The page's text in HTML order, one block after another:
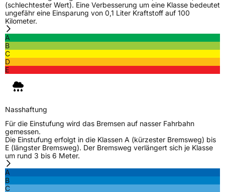
EU Label
Rollgeräusch (dB)
72
Fahrzeugklasse
EPREL ID 508668
Allgemeine Produktsicherheit (GPSR)
(schlechtester Wert). Eine Verbesserung um eine Klasse bedeutet
ungefähr eine Einsparung von 0,1 Liter Kraftstoff auf 100
Kilometer.
A
B
C
D
E
Nasshaftung
Für die Einstufung wird das Bremsen auf nasser Fahrbahn
gemessen.
Die Einstufung erfolgt in die Klassen A (kürzester Bremsweg) bis
E (längster Bremsweg). Der Bremsweg verlängert sich je Klasse
um rund 3 bis 6 Meter.
A
B
C